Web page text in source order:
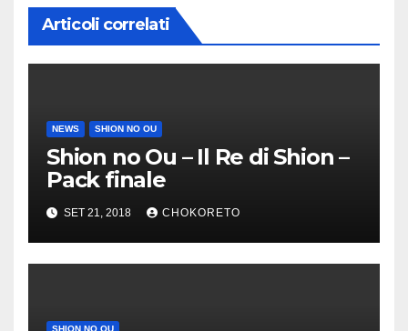
Articoli correlati
NEWS SHION NO OU
Shion no Ou – Il Re di Shion –
Pack finale
SET 21, 2018 CHOKORETO